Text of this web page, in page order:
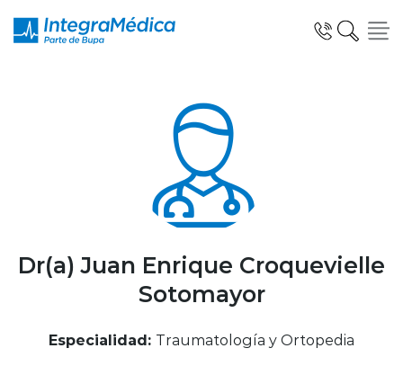
Especialidades y Servicios
Telemedicina Blua
Clínicas Dentales
Dr(a) Juan Enrique Croquevielle
Sotomayor
Especialidad: Traumatología y Ortopedia